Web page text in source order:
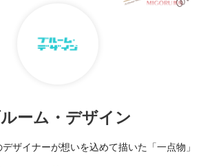
ーム・デザイン
ザイナーが想いを込めて描いた「一点物」